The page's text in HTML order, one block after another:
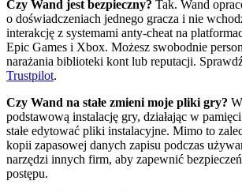
Czy Wand jest bezpieczny? Tak. Wand
o doświadczeniach jednego gracza i nie
interakcję z systemami anty-cheat na
Epic Games i Xbox. Możesz swobodnie
narażania biblioteki kont lub reputacji.
Trustpilot.
Czy Wand na stałe zmieni moje pliki gry?
podstawową instalację gry, działając w
stałe edytować pliki instalacyjne. Mimo to
kopii zapasowej danych zapisu podczas
narzędzi innych firm, aby zapewnić
postępu.